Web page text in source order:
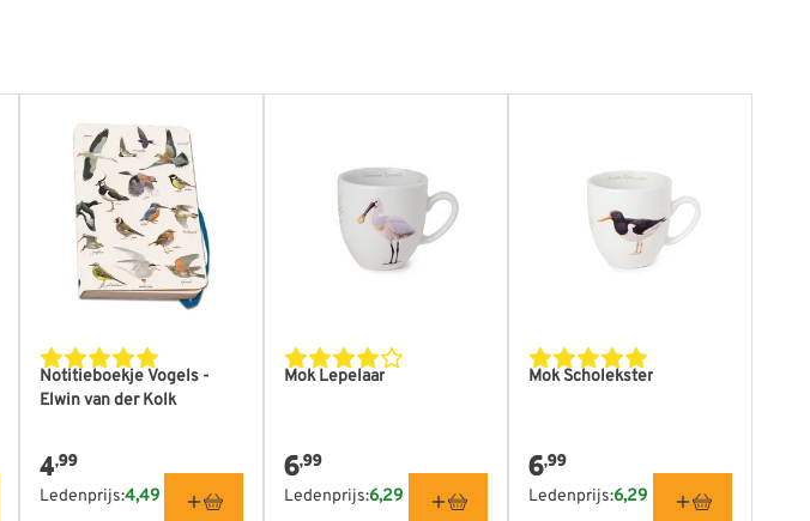
Notitieboekje Vogels -
Elwin van der Kolk
4,99
Ledenprijs:4,49
Mok Lepelaar
6,99
Ledenprijs:6,29
Mok Scholekster
6,99
Ledenprijs:6,29